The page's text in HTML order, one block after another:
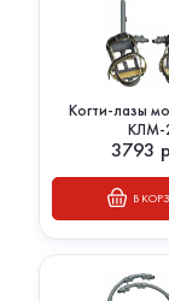
Когти-лазы
КЛМ-
3793
В